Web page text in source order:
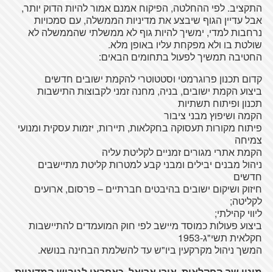
התקציב. לפי ההחלטה, הפיקוח אמנם אמור להיות הדוק יותר,
אבל עדיין הגוף שיבצע את מדיניות הממשלה, עם סמכויות
נרחבות למדי, ימשיך להיות גוף לא ממשלתי שהממשלה לא
שולטת בו ולא מפקחת עליו באופן מלא.
החטיבה תמשיך לפעול בתחומים הבאים:
קדום תכנון פרוגרמטי וסטטוטרי להקמת ישובים חדשים
ביצוע הקמת ישובים, בניה, מחנה זמני לקבוצות התישבות
תכנון ופיתוח תשתיות
הקמה ושיפוץ מבני ציבור
פיתוח מקורות תעסוקה בחקלאות, תיירות, יזמות עסקית ומנועי
צמיחה
הקמת אתרי מגורים זמניים לקליטת עליה
ניהול מבנים יבילים ומבני קבע למטרות קליטת מתיישבים
חדשים
חיזוק ושיקום ישובים בהיבטים חברתיים – פרסום, ארועים
לקליטה;
ליווי קהילתי;
ביצוע פעולות כמוסד מיישב לפי חוק המועמדים להתיישבות
חקלאית תשי"ג-1953
המשך ניהול מקרקעין ביו"ש עד להשלמת הבחינה בנושא.